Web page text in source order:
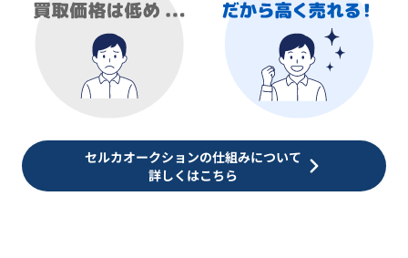
セルカオークションの仕組みについて
詳しくはこちら